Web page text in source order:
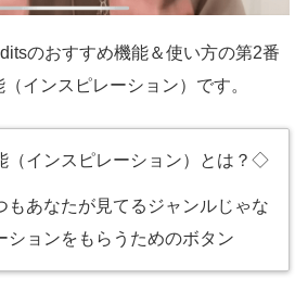
のおすすめ機能＆使い方の第2番
インスピレーション）です。
インスピレーション）とは？◇
もあなたが見てるジャンルじゃな
ションをもらうためのボタン